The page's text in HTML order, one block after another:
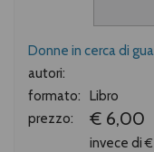
Donne in cerca di
autori:
formato:
Libro
prezzo:
€ 6,00
invece di